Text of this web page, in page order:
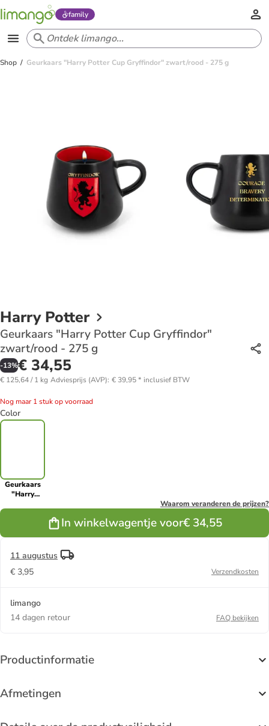
family
Shop Geurkaars "Harry Potter Cup Gryffindor" zwart/rood - 275 g
Harry Potter
Geurkaars "Harry Potter Cup Gryffindor"
zwart/rood - 275 g
-13%€ 34,55
€ 125,64 / 1 kg Adviesprijs (AVP): € 39,95* inclusief BTW
Nog maar 1 stuk op voorraad
Color
Geurkaars
"Harry
Waarom veranderen de prijzen?
In winkelwagentje voor€ 34,55
11 augustus
€ 3,95
Verzendkosten
limango
14 dagen retour
FAQ bekijken
Productinformatie
Afmetingen